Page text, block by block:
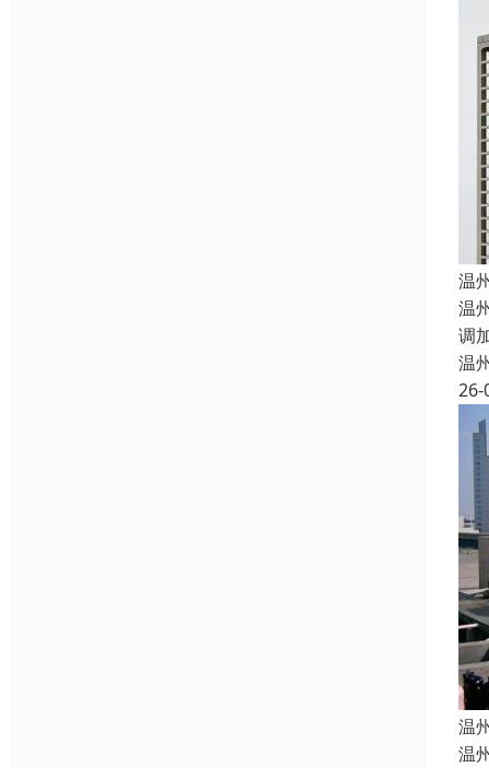
温
温
调
温
26-
温
温